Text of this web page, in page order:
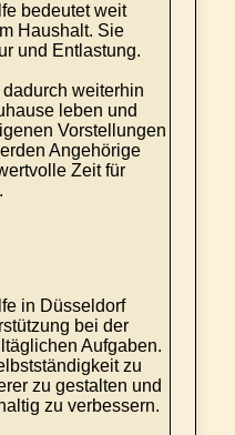
bedeutet weit
Haushalt. Sie
und Entlastung.
weiterhin
leben und
Vorstellungen
Angehörige
Zeit für
in Düsseldorf
bei der
Aufgaben.
zu
zu gestalten und
zu verbessern.